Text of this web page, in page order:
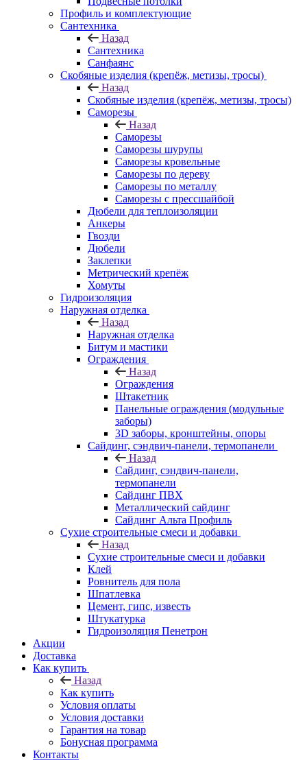
Профиль и комплектующие
Сантехника
Назад
Сантехника
Санфаянс
Скобяные изделия (крепёж, метизы, тросы)
Назад
Скобяные изделия (крепёж, метизы, тросы)
Саморезы
Назад
Саморезы
Саморезы шурупы
Саморезы кровельные
Саморезы по дереву
Саморезы по металлу
Саморезы с прессшайбой
Дюбели для теплоизоляции
Анкеры
Гвозди
Дюбели
Заклепки
Метрический крепёж
Хомуты
Гидроизоляция
Наружная отделка
Назад
Наружная отделка
Битум и мастики
Ограждения
Назад
Ограждения
Штакетник
Панельные ограждения (модульные
заборы)
3D заборы, кронштейны, опоры
Cайдинг, сэндвич-панели, термопанели
Назад
Cайдинг, сэндвич-панели,
термопанели
Сайдинг ПВХ
Металлический сайдинг
Сайдинг Альта Профиль
Сухие строительные смеси и добавки
Назад
Сухие строительные смеси и добавки
Клей
Ровнитель для пола
Шпатлевка
Цемент, гипс, известь
Штукатурка
Гидроизоляция Пенетрон
Акции
Доставка
Как купить
Назад
Как купить
Условия оплаты
Условия доставки
Гарантия на товар
Бонусная программа
Контакты